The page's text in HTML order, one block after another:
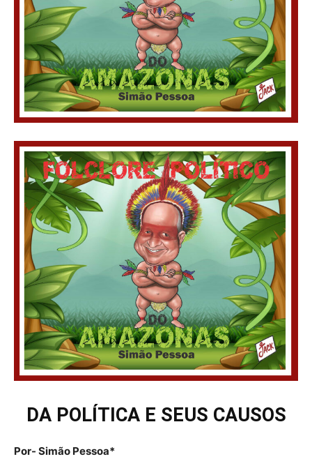
DA POLÍTICA E SEUS CAUSOS
Por- Simão Pessoa*